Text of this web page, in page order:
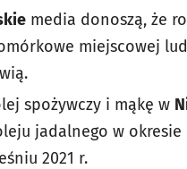
media donoszą, że
miejscowej
spożywczy i mąkę w
jadalnego w okresie
2021 r.